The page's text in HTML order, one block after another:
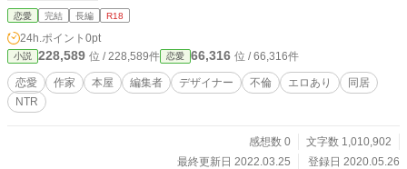
恋愛 完結 長編 R18
24h.ポイント 0pt
小説 228,589 位 / 228,589件 恋愛 66,316 位 / 66,316件
恋愛 作家 本屋 編集者 デザイナー 不倫 エロあり
同居
NTR
感想数 0
文字数 1,010,902
最終更新日 2022.03.25
登録日 2020.05.26